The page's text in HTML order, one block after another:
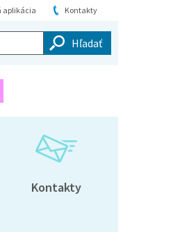
Kontakty
aplikácia
Kontakty